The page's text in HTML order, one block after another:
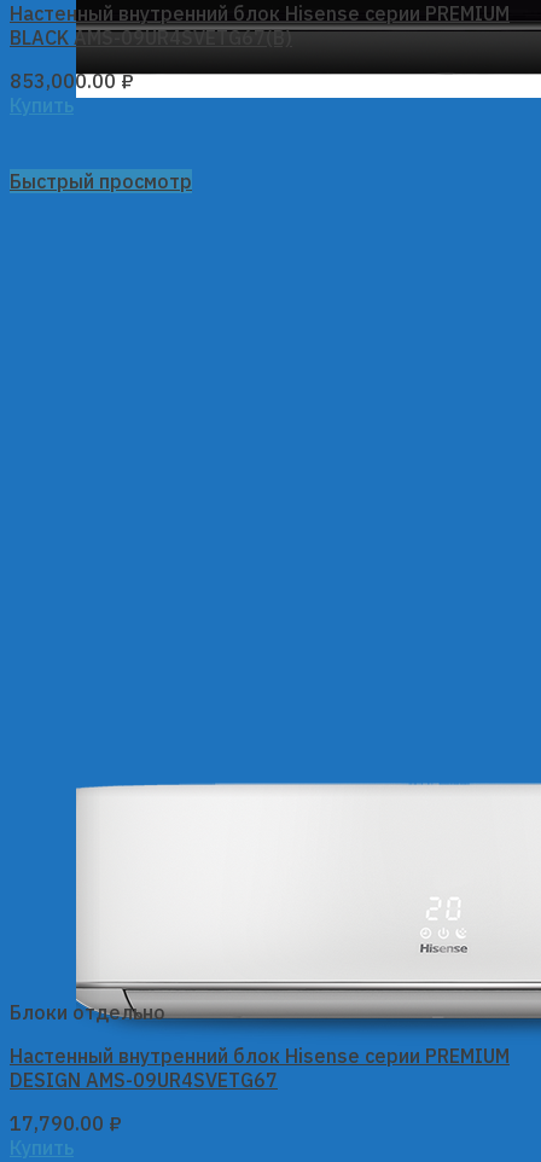
Быстрый просмотр
Настенный внутренний блок Hisense серии PREMIUM
BLACK AMS-09UR4SVETG67(B)
853,000.00₽
Купить
Блоки отдельно
Настенный внутренний блок Hisense серии PREMIUM
DESIGN AMS-09UR4SVETG67
17,790.00 ₽
Купить